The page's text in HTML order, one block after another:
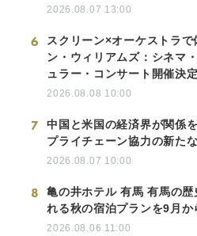
2026.08.07 13:00
6
スクリーン×オーケストラで
ン・ウィリアムズ：シネマ
ュラー・コンサート開催決定
2026.08.08 10:00
7
中国と米国の経済界が関係
プライチェーン協力の新た
2026.08.07 10:00
8
亀の井ホテル 有馬 有馬の歴
れる秋の宿泊プランを9月か
2026.08.06 11:00